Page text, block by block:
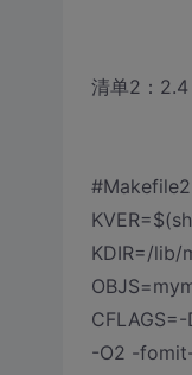
清单2：
KDIR=/lib/
CFLAGS=-
-O2 -